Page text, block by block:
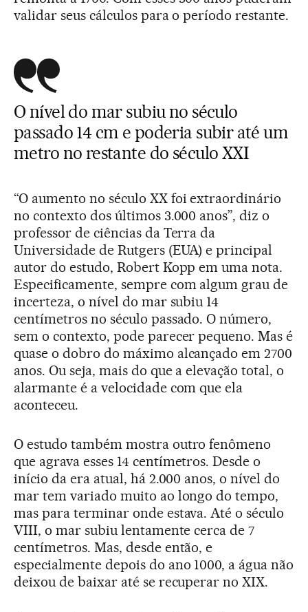
validar seus cálculos para o período restante.
O nível do mar subiu no século
passado 14 cm e poderia subir até um
metro no restante do século XXI
“O aumento no século XX foi extraordinário
no contexto dos últimos 3.000 anos”, diz o
professor de ciências da Terra da
Universidade de Rutgers (EUA) e principal
autor do estudo, Robert Kopp em uma nota.
Especificamente, sempre com algum grau de
incerteza, o nível do mar subiu 14
centímetros no século passado. O número,
sem o contexto, pode parecer pequeno. Mas é
quase o dobro do máximo alcançado em 2700
anos. Ou seja, mais do que a elevação total, o
alarmante é a velocidade com que ela
aconteceu.
O estudo também mostra outro fenômeno
que agrava esses 14 centímetros. Desde o
início da era atual, há 2.000 anos, o nível do
mar tem variado muito ao longo do tempo,
mas para terminar onde estava. Até o século
VIII, o mar subiu lentamente cerca de 7
centímetros. Mas, desde então, e
especialmente depois do ano 1000, a água não
deixou de baixar até se recuperar no XIX.